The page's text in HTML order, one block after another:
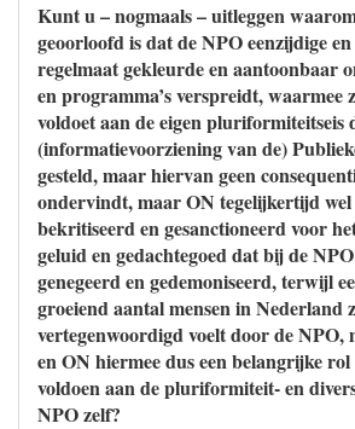
Kunt u – nogmaals – uitleggen
geoorloofd is dat de NPO eenzijdige
regelmaat gekleurde en aantoonbaar
en programma’s verspreidt, waarmee
voldoet aan de eigen pluriformiteitseis
(informatievoorziening van de)
gesteld, maar hiervan geen
ondervindt, maar ON tegelijkertijd
bekritiseerd en gesanctioneerd voor
geluid en gedachtegoed dat bij de
genegeerd en gedemoniseerd, terwijl
groeiend aantal mensen in Nederland
vertegenwoordigd voelt door de NPO,
en ON hiermee dus een belangrijke
voldoen aan de pluriformiteit- en
NPO zelf?